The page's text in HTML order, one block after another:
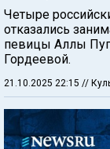
Четыре
отказались
певицы Аллы
Гордеевой.
21.10.2025 22:15 //